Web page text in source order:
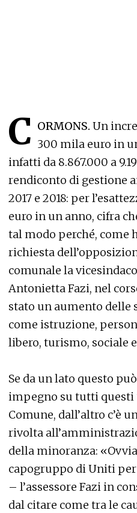
C ORMONS. Un
300 mila euro in
infatti da 8.867.000 a
rendiconto di gestione
2017 e 2018: per
euro in un anno, cifra
tal modo perché, come
richiesta
comunale la
Antonietta Fazi, nel
stato un aumento delle
come istruzione,
libero, turismo, sociale
Se da un lato questo
impegno su tutti questi
Comune, dall’altro c’è
rivolta
della minoranza:
capogruppo di Uniti
– l’assessore Fazi in
dal citare come tra le